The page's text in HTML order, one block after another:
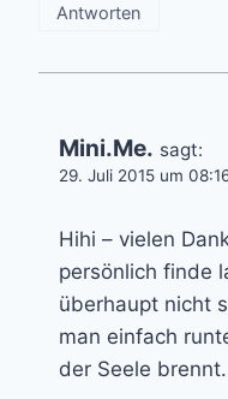
Antworten
Mini.Me. sagt:
29. Juli 2015 um
Hihi – vielen
persönlich finde
überhaupt nicht
man einfach
der Seele brennt.